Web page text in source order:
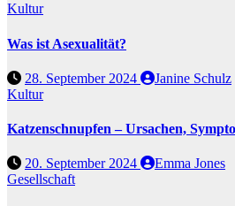
Kultur
Was ist Asexualität?
28. September 2024
Janine Schulz
Kultur
Katzenschnupfen – Ursachen,
20. September 2024
Emma Jones
Gesellschaft